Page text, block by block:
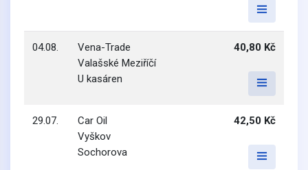
04.08.
Vena-Trade
Valašské Meziříčí
U kasáren
40,80 Kč
29.07.
Car Oil
Vyškov
Sochorova
42,50 Kč